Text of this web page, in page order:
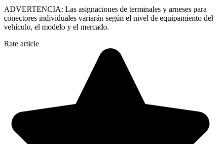
ADVERTENCIA: Las asignaciones de terminales y arneses para
conectores individuales variarán según el nivel de equipamiento del
vehículo, el modelo y el mercado.
Rate article